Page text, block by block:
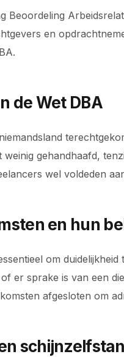
Beoordeling
en
de Wet DBA
gehandhaafd,
wel voldeden
en hun
om
er sprake is van een
afgesloten om